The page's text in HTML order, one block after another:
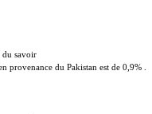
du savoir
provenance du Pakistan est de 0,9% .